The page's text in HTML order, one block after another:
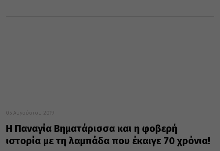
05 Αυγούστου 2019
Η Παναγία Βηματάρισσα και η φοβερή
ιστορία με τη λαμπάδα που έκαιγε 70 χρόνια!